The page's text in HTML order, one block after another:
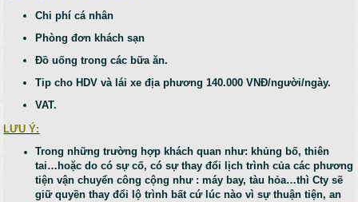
Chi phí cá nhân
Phòng đơn khách sạn
Đồ uống trong các bữa ăn.
Tip cho HDV và lái xe địa phương 140.000 VNĐ/người/ngày.
VAT.
LƯU Ý:
Trong những trường hợp khách quan như: khủng bố, thiên
tai…hoặc do có sự cố, có sự thay đổi lịch trình của các phương
tiện vận chuyển công cộng như : máy bay, tàu hỏa…thì Cty sẽ
giữ quyền thay đổi lộ trình bất cứ lúc nào vì sự thuận tiện, an